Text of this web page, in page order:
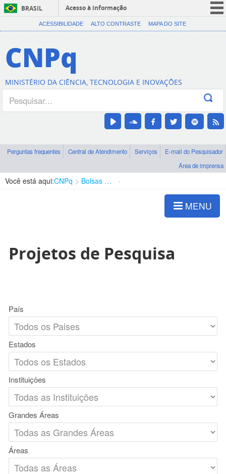
BRASIL
Acesso à informação
CORONAVÍRUS (COVID-19)
Canais
ACESSIBILIDADE ALTO CONTRASTE MAPA DO SITE
CNPq
MINISTÉRIO DA CIÊNCIA, TECNOLOGIA E INOVAÇÕES
Perguntas frequentes Central de Atendimento Serviços
E-mail do Pesquisador
Área de imprensa
Você está aqui:CNPq Bolsas e Auxílios Vigentes
MENU
Projetos de Pesquisa
País
Estados
Instituições
Grandes Áreas
Áreas